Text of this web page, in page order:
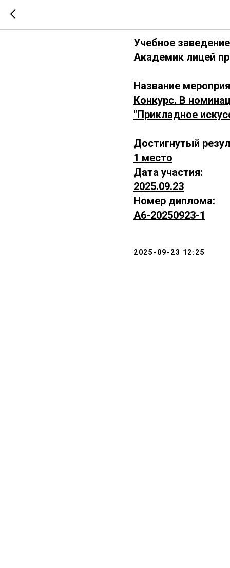
Учебное
Академик лицей
Название
Конкурс. В
"Прикладное
Достигнутый
1 место
Дата участия:
2025.09.23
Номер диплома:
А6-20250923-1
2025-09-23 12:25